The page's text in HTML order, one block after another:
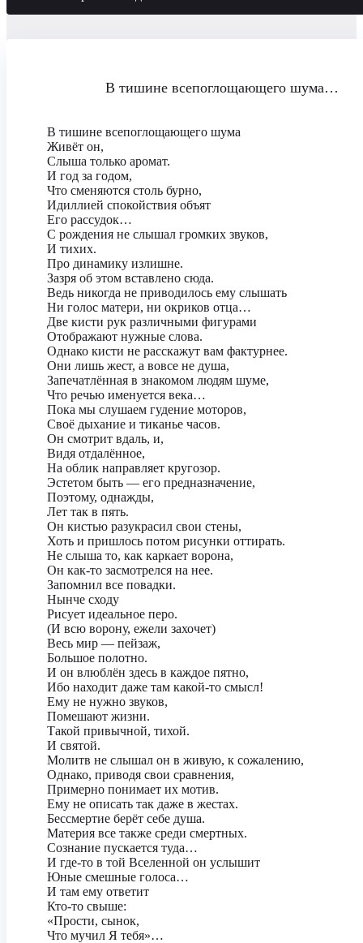
В тишине всепоглощающего шума…
В тишине всепоглощающего шума
Живёт он,
Слыша только аромат.
И год за годом,
Что сменяются столь бурно,
Идиллией спокойствия объят
Его рассудок…
С рождения не слышал громких звуков,
И тихих.
Про динамику излишне.
Зазря об этом вставлено сюда.
Ведь никогда не приводилось ему слышать
Ни голос матери, ни окриков отца…
Две кисти рук различными фигурами
Отображают нужные слова.
Однако кисти не расскажут вам фактурнее.
Они лишь жест, а вовсе не душа,
Запечатлённая в знакомом людям шуме,
Что речью именуется века…
Пока мы слушаем гудение моторов,
Своё дыхание и тиканье часов.
Он смотрит вдаль, и,
Видя отдалённое,
На облик направляет кругозор.
Эстетом быть — его предназначение,
Поэтому, однажды,
Лет так в пять.
Он кистью разукрасил свои стены,
Хоть и пришлось потом рисунки оттирать.
Не слыша то, как каркает ворона,
Он как-то засмотрелся на нее.
Запомнил все повадки.
Нынче сходу
Рисует идеальное перо.
(И всю ворону, ежели захочет)
Весь мир — пейзаж,
Большое полотно.
И он влюблён здесь в каждое пятно,
Ибо находит даже там какой-то смысл!
Ему не нужно звуков,
Помешают жизни.
Такой привычной, тихой.
И святой.
Молитв не слышал он в живую, к сожалению,
Однако, приводя свои сравнения,
Примерно понимает их мотив.
Ему не описать так даже в жестах.
Бессмертие берёт себе душа.
Материя все также среди смертных.
Сознание пускается туда…
И где-то в той Вселенной он услышит
Юные смешные голоса…
И там ему ответит
Кто-то свыше:
«Прости, сынок,
Что мучил Я тебя»…